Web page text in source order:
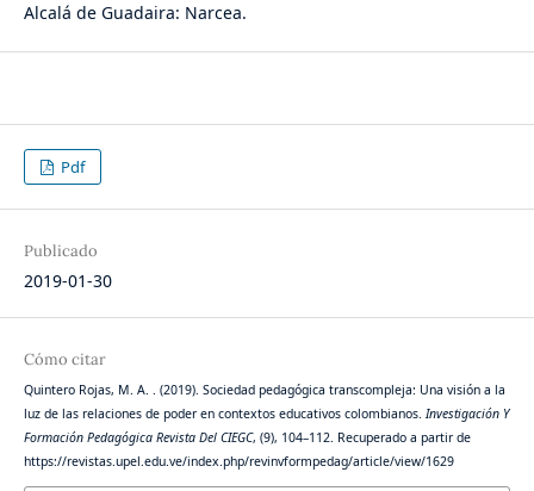
Alcalá de Guadaira: Narcea.
Pdf
Publicado
2019-01-30
Cómo citar
Quintero Rojas, M. A. . (2019). Sociedad pedagógica transcompleja: Una visión a la
luz de las relaciones de poder en contextos educativos colombianos. Investigación Y
Formación Pedagógica Revista Del CIEGC, (9), 104–112. Recuperado a partir de
https://revistas.upel.edu.ve/index.php/revinvformpedag/article/view/1629